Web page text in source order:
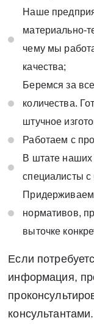
Наше
материально-
чему мы
качества;
Беремся за
количества.
штучное
Работаем с
В штате наших
специалисты
нормативов,
выточке
Если
информация,
консультантами.